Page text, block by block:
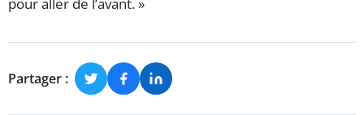
pour aller de l’avant. »
Partager :